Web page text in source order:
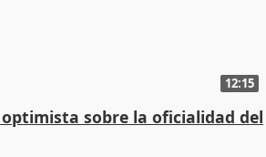
12:15
sobre la oficialidad del